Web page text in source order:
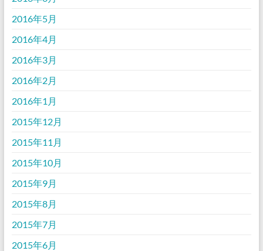
2016年5月
2016年4月
2016年3月
2016年2月
2016年1月
2015年12月
2015年11月
2015年10月
2015年9月
2015年8月
2015年7月
2015年6月